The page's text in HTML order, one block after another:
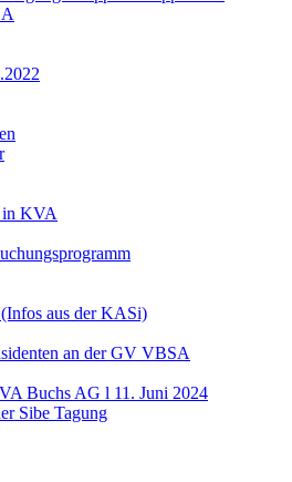
in KVA
aus der KASi)
an der GV VBSA
Buchs AG l 11. Juni 2024
Sibe Tagung